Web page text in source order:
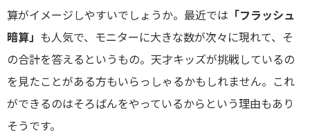
算がイメージしやすいでしょうか。最近では 「フラッシュ
暗算」 も人気で、モニターに大きな数が次々に現れて、そ
の合計を答えるというもの。天才キッズが挑戦しているの
を見たことがある方もいらっしゃるかもしれません。これ
ができるのはそろばんをやっているからという理由もあり
そうです。